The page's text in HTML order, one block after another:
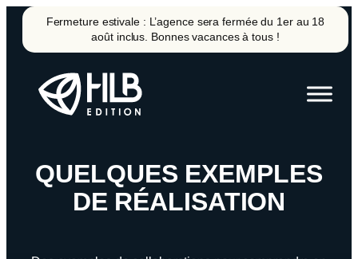
Aller
contenu
Fermeture estivale : L’agence sera fermée du 1er au 18
août inclus. Bonnes vacances à tous !
QUELQUES EXEMPLES
DE RÉALISATION